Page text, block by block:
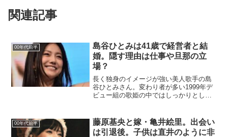
関連記事
00年代前半
島谷ひとみは41歳で経営者と結
婚。隠す理由は仕事や旦那の立
場？
長く独身のイメージが強い美人歌手の島
谷ひとみさん。変わり者が多い1999年デ
ビュー組の歌姫の中ではしっかりとした
でに結婚してるとの公式なアナウンスは
ありませんが、一部報...
00年代前半
藤原基央と嫁・亀井絵里。出会い
は引退後。子供は直井のように非